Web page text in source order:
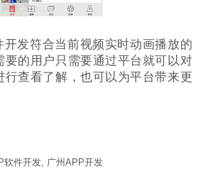
开发符合当前视频实时动画播放的
要的用户只需要通过平台就可以对
行查看了解，也可以为平台带来更
软件开发, 广州APP开发